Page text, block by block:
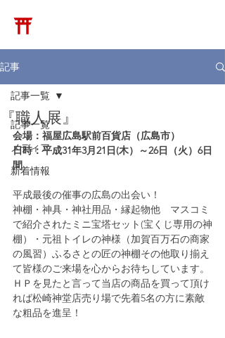
記事
記事一覧
メディア
新着情報
記事一覧
『職人展』
会場：福屋広島駅前百貨店（広島市）
日時：平成31年3月21日(木）～26日（火）6日
間
平成最後の催事の広島の出会い！
神棚・神具・神社用品・縁起物他　マスコミ
で紹介されたミニ宝塔セット(宝くじ専用の神
棚）・元祖トイレの神様（加賀百万石の商家
の風習）ふるさとの匠の神棚その他取り揃え
て皆様のご来場を心からお待ちしています。
ＨＰを見たと言って当店の商品を買って頂け
れば松崎神堂店売り場で先着5名の方に素敵
な粗品を進呈！